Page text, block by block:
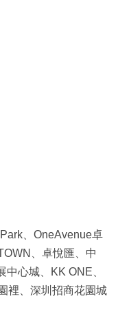
、OneAvenue卓
、卓悅匯、中
心城、KK ONE、
裡、深圳招商花園城